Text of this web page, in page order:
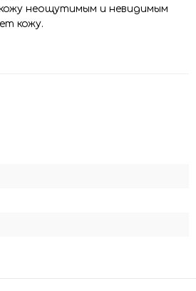
неощутимым и невидимым
кожу.